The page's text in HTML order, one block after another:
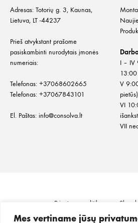
Mes vertiname jūsų
Adresas: Totorių g. 3, Kaunas,
Lietuva, LT -44237
Prieš atvykstant prašome
pasiskambinti nurodytais įmonės
numeriais:
Telefonas: +37068602665
Telefonas: +37067843101
El. Paštas: info@consolva.lt
I – IV
13:00
V
pietūs)
VI
VII
Privatumo politika
Informacija klientui